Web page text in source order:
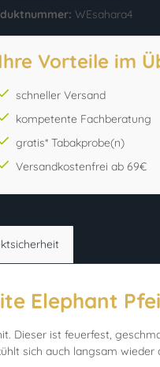
WEsahara4
Vorteile im
schneller Versand
kompetente Fachberatung
gratis* Tabakprobe(n)
Versandkostenfrei ab 69€
Elephant
Dieser ist feuerfest,
sich auch langsam wieder